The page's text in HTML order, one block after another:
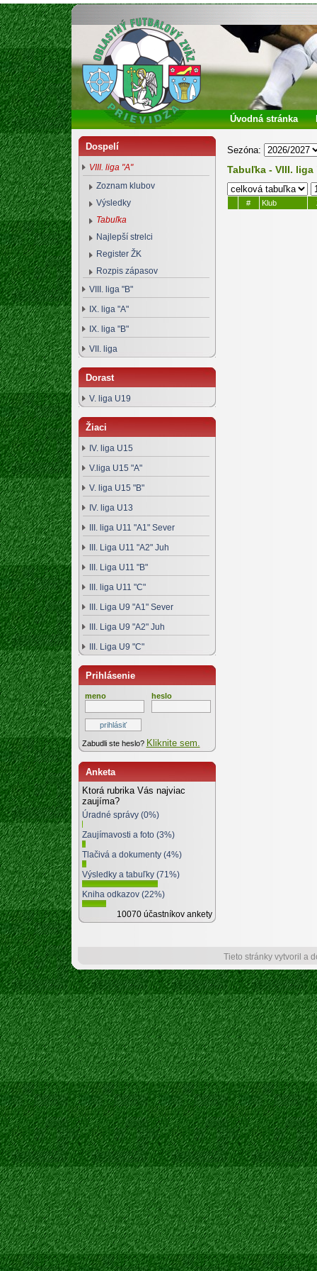
Oblastný futbalový zväz Prievidza
Úvodná stránka
Dospelí
VIII. liga "A"
Zoznam klubov
Výsledky
Tabuľka
Najlepší strelci
Register ŽK
Rozpis zápasov
VIII. liga "B"
IX. liga "A"
IX. liga "B"
VII. liga
Dorast
V. liga U19
Žiaci
IV. liga U15
V.liga U15 "A"
V. liga U15 "B"
IV. liga U13
III. liga U11 "A1" Sever
III. Liga U11 "A2" Juh
III. Liga U11 "B"
III. liga U11 "C"
III. Liga U9 "A1" Sever
III. Liga U9 "A2" Juh
III. Liga U9 "C"
Prihlásenie
meno heslo
Zabudli ste heslo? Kliknite sem.
Anketa
Ktorá rubrika Vás najviac
zaujíma?
Úradné správy (0%)
Zaujímavosti a foto (3%)
Tlačivá a dokumenty (4%)
Výsledky a tabuľky (71%)
Kniha odkazov (22%)
10070 účastníkov ankety
Sezóna:
Tabuľka - VIII. liga
# Klub
Tieto stránky vytvoril a